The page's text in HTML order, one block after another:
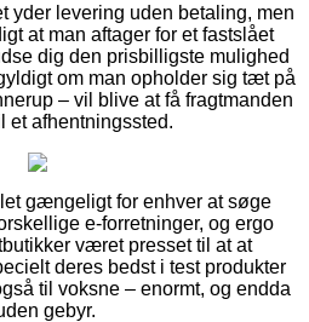
yder levering uden betaling, men
at man aftager for et fastslået
dig den prisbilligste mulighed
om man opholder sig tæt på
– vil blive at få fragtmanden
et afhentningssted.
gængeligt for enhver at søge
e-forretninger, og ergo
været presset til at at
deres bedst i test produkter
til voksne – enormt, og endda
gebyr.